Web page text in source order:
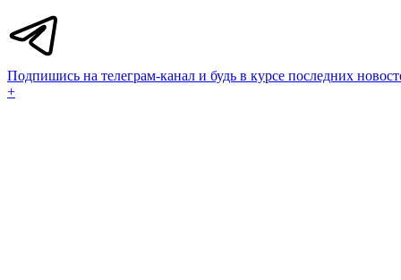
Подпишись на телеграм-канал и будь в курсе последних
+